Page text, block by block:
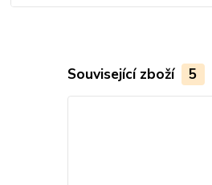
Související zboží 5